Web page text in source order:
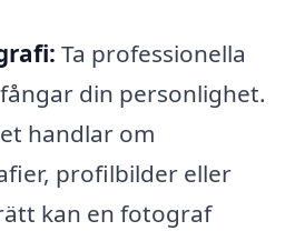
Ta professionella
din personlighet.
handlar om
profilbilder eller
kan en fotograf